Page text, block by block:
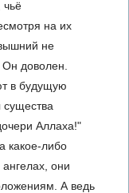
чьё
на их
не
Он доволен.
в будущую
существа
Аллаха!"
какое-либо
они
А ведь